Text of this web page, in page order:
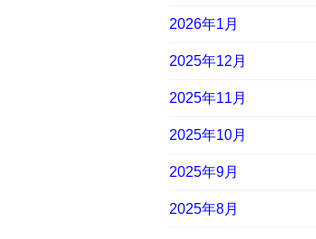
2026年1月
2025年12月
2025年11月
2025年10月
2025年9月
2025年8月